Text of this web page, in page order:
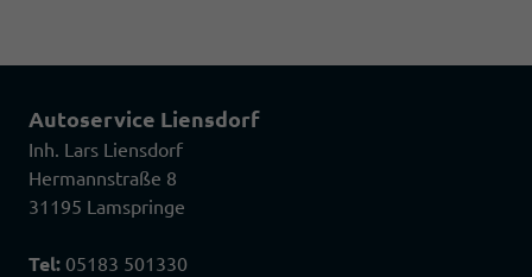
Autoservice Liensdorf
Inh. Lars Liensdorf
Hermannstraße 8
31195 Lamspringe
Tel: 05183 501330